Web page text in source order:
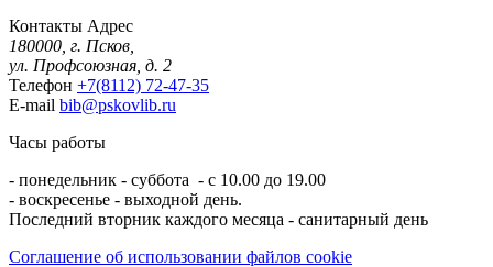
Контакты Адрес
180000, г. Псков,
ул. Профсоюзная, д. 2
Телефон +7(8112) 72-47-35
E-mail bib@pskovlib.ru
Часы работы
- понедельник - суббота - с 10.00 до 19.00
- воскресенье - выходной день.
Последний вторник каждого месяца - санитарный день
Соглашение об использовании файлов cookie